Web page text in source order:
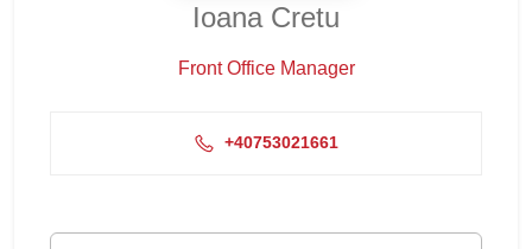
Ioana Cretu
Front Office Manager
+40753021661